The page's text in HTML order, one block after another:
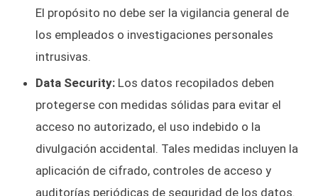
El propósito no debe ser la vigilancia general de
los empleados o investigaciones personales
intrusivas.
Data Security: Los datos recopilados deben
protegerse con medidas sólidas para evitar el
acceso no autorizado, el uso indebido o la
divulgación accidental. Tales medidas incluyen la
aplicación de cifrado, controles de acceso y
auditorías periódicas de seguridad de los datos.